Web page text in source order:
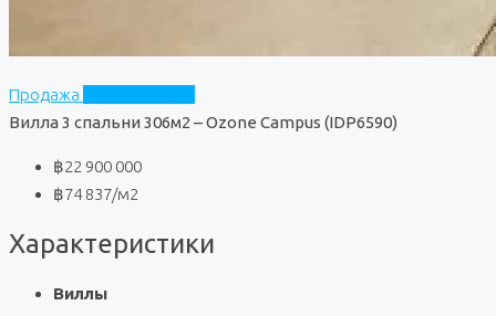
Продажа
Вилла 3 спальни 306м2 – Ozone Campus (IDP6590)
฿22 900 000
฿74 837/м2
Характеристики
Виллы